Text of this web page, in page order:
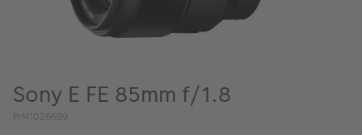
ALBUM
Sony E FE 85mm f/1.8
PIM1026699